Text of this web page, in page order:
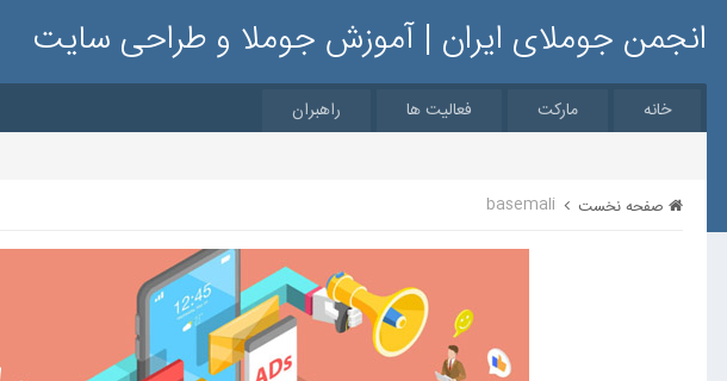
انجمن جوملای ایران | آموزش جوملا و طراحی سایت
خانه مارکت فعالیت ها راهبران
صفحه نخست basemali